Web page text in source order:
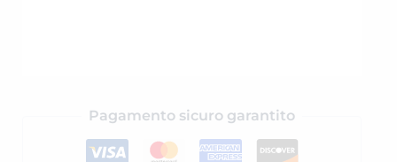
Pagamento sicuro garantito